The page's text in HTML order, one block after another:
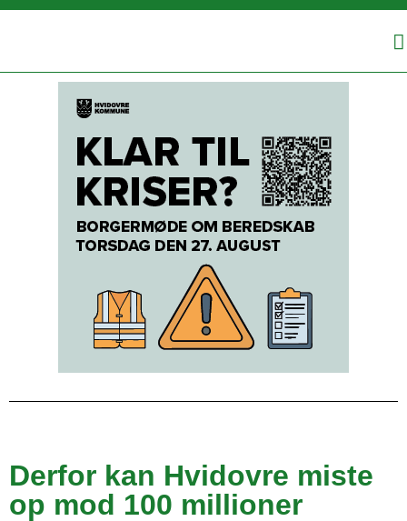
Derfor kan Hvidovre miste
op mod 100 millioner